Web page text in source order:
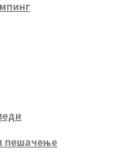
пешачење